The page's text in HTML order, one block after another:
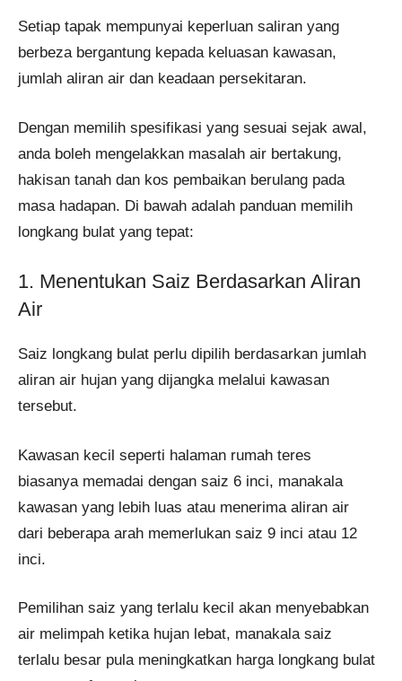
Setiap tapak mempunyai keperluan saliran yang
berbeza bergantung kepada keluasan kawasan,
jumlah aliran air dan keadaan persekitaran.
Dengan memilih spesifikasi yang sesuai sejak awal,
anda boleh mengelakkan masalah air bertakung,
hakisan tanah dan kos pembaikan berulang pada
masa hadapan. Di bawah adalah panduan memilih
longkang bulat yang tepat:
1. Menentukan Saiz Berdasarkan Aliran
Air
Saiz longkang bulat perlu dipilih berdasarkan jumlah
aliran air hujan yang dijangka melalui kawasan
tersebut.
Kawasan kecil seperti halaman rumah teres
biasanya memadai dengan saiz 6 inci, manakala
kawasan yang lebih luas atau menerima aliran air
dari beberapa arah memerlukan saiz 9 inci atau 12
inci.
Pemilihan saiz yang terlalu kecil akan menyebabkan
air melimpah ketika hujan lebat, manakala saiz
terlalu besar pula meningkatkan harga longkang bulat